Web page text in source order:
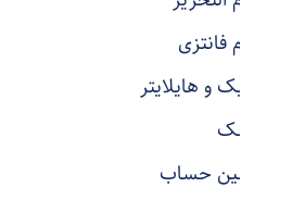
لوازم فانتزی
ماژیک و هایلایتر
ماسک
ماشین حساب